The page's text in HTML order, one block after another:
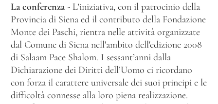
La conferenza - L’iniziativa, con il patrocinio della
Provincia di Siena ed il contributo della Fondazione
Monte dei Paschi, rientra nelle attività organizzate
dal Comune di Siena nell'ambito dell'edizione 2008
di Salaam Pace Shalom. I sessant’anni dalla
Dichiarazione dei Diritti dell’Uomo ci ricordano
con forza il carattere universale dei suoi principi e le
difficoltà connesse alla loro piena realizzazione.